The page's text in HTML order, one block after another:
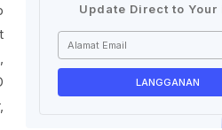
Update Direct to Your